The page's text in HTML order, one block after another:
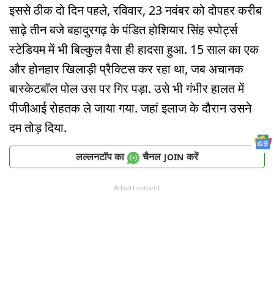
इससे ठीक दो दिन पहले, रविवार, 23 नवंबर को दोपहर करीब
साढ़े तीन बजे बहादुरगढ़ के पंडित होशियार सिंह स्पोर्ट्स
स्टेडियम में भी बिल्कुल वैसा ही हादसा हुआ. 15 साल का एक
और होनहार खिलाड़ी प्रैक्टिस कर रहा था, जब अचानक
बास्केटबॉल पोल उस पर गिर पड़ा. उसे भी गंभीर हालत में
पीजीआई रोहतक ले जाया गया. जहां इलाज के दौरान उसने
दम तोड़ दिया.
लल्लनटॉप का चैनल JOIN करें
Advertisement